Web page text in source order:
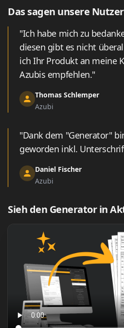
Das sagen unsere Nutzer
"Ich habe mich zu
diesen gibt es nicht
ich Ihr Produkt an meine
Azubis empfehlen."
Thomas Schlemper
Azubi
"Dank dem "Generator"
geworden inkl.
Daniel Fischer
Azubi
Sieh den Generator in